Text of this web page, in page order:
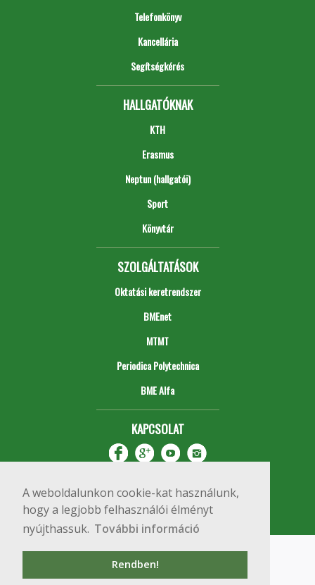
A weboldalunkon cookie-kat használunk,
hogy a legjobb felhasználói élményt
nyújthassuk. További információ
Rendben!
Telefonkönyv
Kancellária
Segítségkérés
HALLGATÓKNAK
KTH
Erasmus
Neptun (hallgatói)
Sport
Könyvtár
SZOLGÁLTATÁSOK
Oktatási keretrendszer
BMEnet
MTMT
Periodica Polytechnica
BME Alfa
KAPCSOLAT
Copyright © 2020 BME Építőmérnöki Kar
1111 Budapest, Műegyetem rkp. 3.